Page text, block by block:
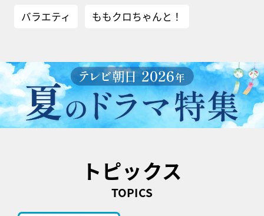
バラエティ ももクロちゃんと！
トピックス
TOPICS